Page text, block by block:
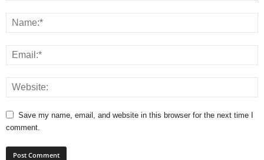
Save my name, email, and website in this browser for the next time I
comment.